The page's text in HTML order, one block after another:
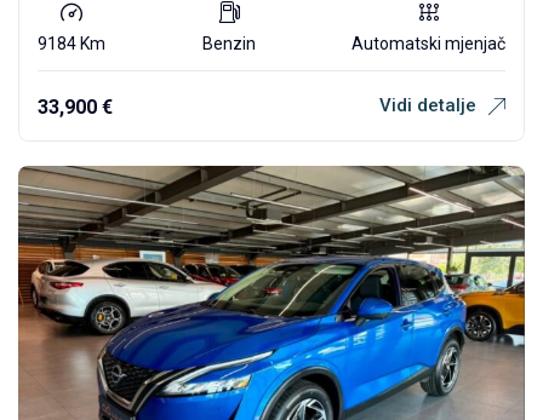
9184 Km Benzin Automatski mjenjač
33,900 € Vidi detalje